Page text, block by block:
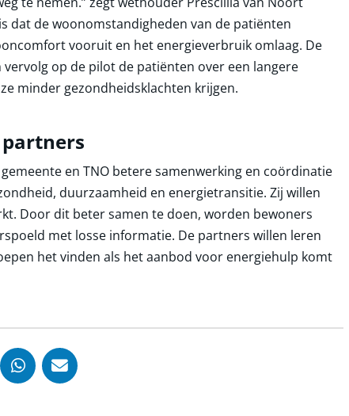
dat de woonomstandigheden van de patiënten
vooruit en het energieverbruik omlaag. De
vervolg op de pilot de patiënten over een langere
minder gezondheidsklachten krijgen.
en TNO betere samenwerking en coördinatie
duurzaamheid en energietransitie. Zij willen
Door dit beter samen te doen, worden bewoners
met losse informatie. De partners willen leren
het vinden als het aanbod voor energiehulp komt
opent in nieuw tabblad
opent in nieuw tabblad
via LinkedIn, opent in nieuw tabblad
Deel via WhatsApp, opent in nieuw tabblad
Deel via Mail, opent in nieuw tabblad